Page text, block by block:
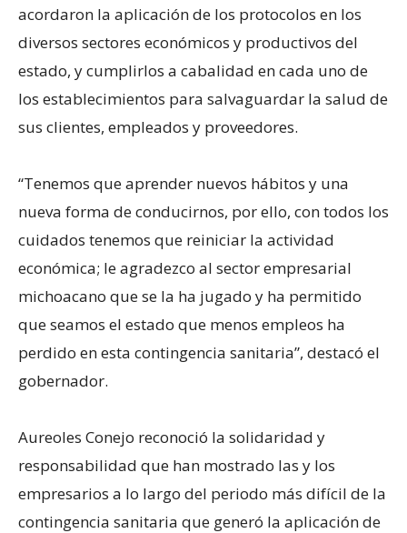
acordaron la aplicación de los protocolos en los
diversos sectores económicos y productivos del
estado, y cumplirlos a cabalidad en cada uno de
los establecimientos para salvaguardar la salud de
sus clientes, empleados y proveedores.
“Tenemos que aprender nuevos hábitos y una
nueva forma de conducirnos, por ello, con todos los
cuidados tenemos que reiniciar la actividad
económica; le agradezco al sector empresarial
michoacano que se la ha jugado y ha permitido
que seamos el estado que menos empleos ha
perdido en esta contingencia sanitaria”, destacó el
gobernador.
Aureoles Conejo reconoció la solidaridad y
responsabilidad que han mostrado las y los
empresarios a lo largo del periodo más difícil de la
contingencia sanitaria que generó la aplicación de